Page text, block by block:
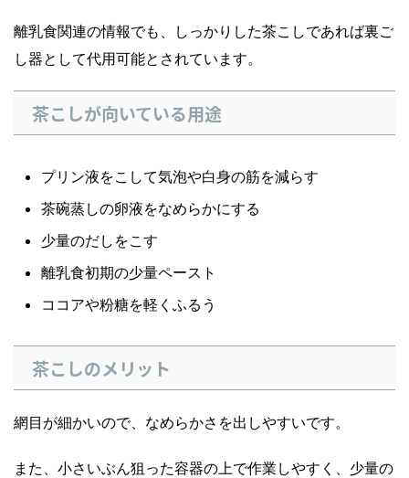
離乳食関連の情報でも、しっかりした茶こしであれば裏ご
し器として代用可能とされています。
茶こしが向いている用途
プリン液をこして気泡や白身の筋を減らす
茶碗蒸しの卵液をなめらかにする
少量のだしをこす
離乳食初期の少量ペースト
ココアや粉糖を軽くふるう
茶こしのメリット
網目が細かいので、なめらかさを出しやすいです。
また、小さいぶん狙った容器の上で作業しやすく、少量の